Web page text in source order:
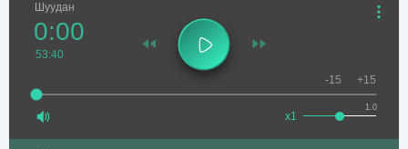
Шуудан
0:00
53:40
1.0
x1
-15 +15